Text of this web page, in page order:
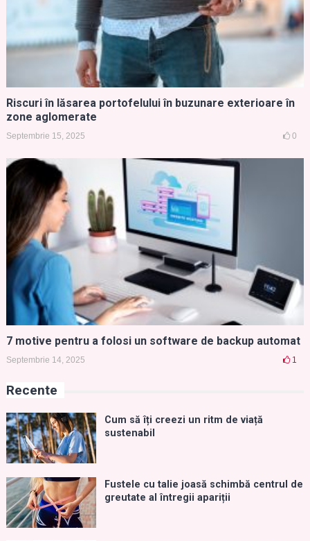
Riscuri în lăsarea portofelului în buzunare exterioare în
zone aglomerate
Septembrie 15, 2025 0
7 motive pentru a folosi un software de backup automat
Septembrie 14, 2025 1
Recente
Cum să îți creezi un ritm de viață
sustenabil
Fustele cu talie joasă schimbă centrul de
greutate al întregii apariții